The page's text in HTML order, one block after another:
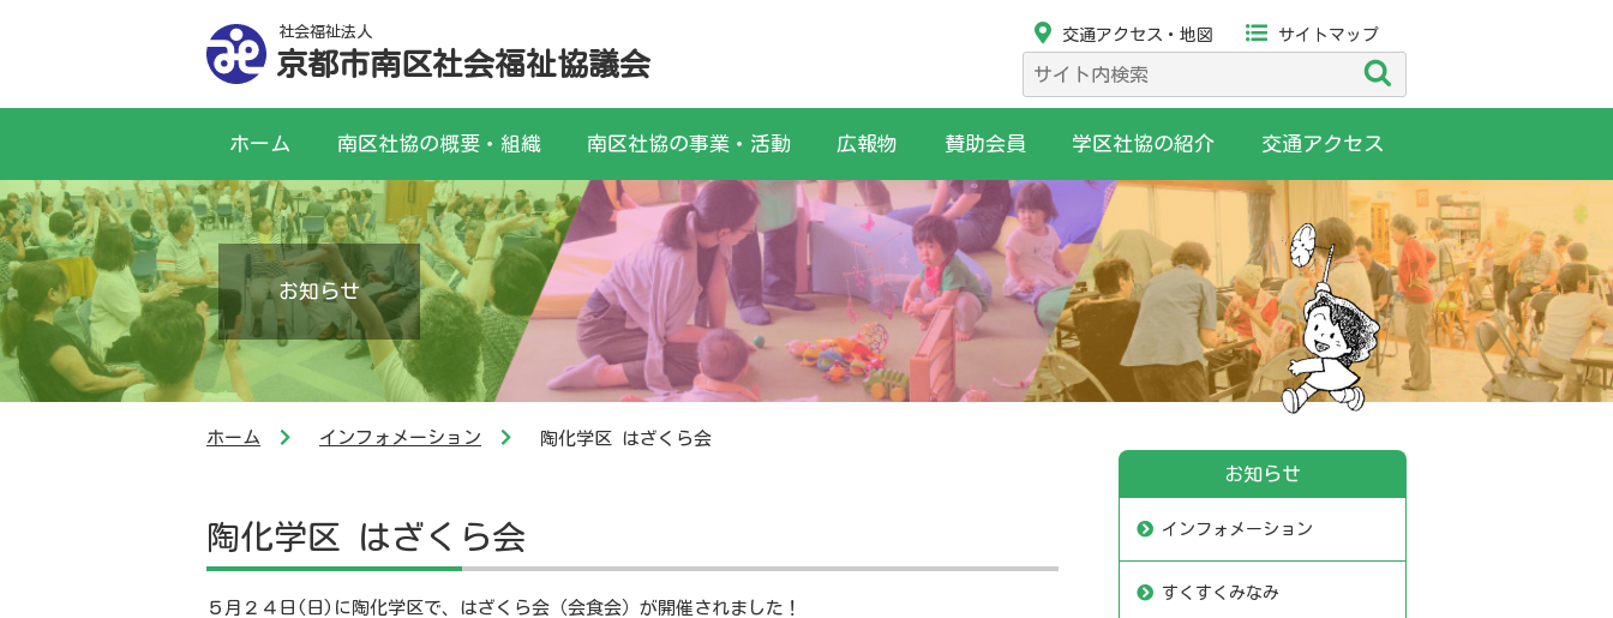
社会福祉法人
京都市南区社会福祉協議会
交通アクセス・地図 サイトマップ
検
索:
ホーム 南区社協の概要・組織 南区社協の事業・活動 広報物 賛助会員 学区社協の紹介 交通アクセス
お知らせ
ホーム インフォメーション 陶化学区 はざくら会
陶化学区 はざくら会
５月２４日 ( 日 ) に陶化学区で、はざくら会（会食会）が開催されました！
お知らせ
インフォメーション
すくすくみなみ